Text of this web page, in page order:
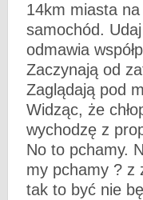
14km miasta
samochód.
odmawia
Zaczynają od
Zaglądają pod
Widząc, że
wychodzę z
No to pchamy.
my pchamy ? z
tak to być nie